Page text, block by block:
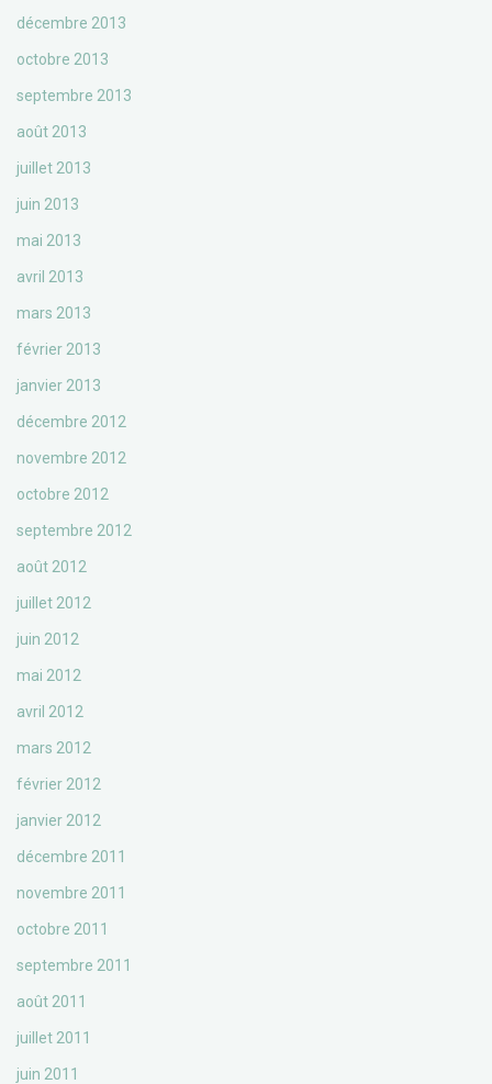
décembre 2013
octobre 2013
septembre 2013
août 2013
juillet 2013
juin 2013
mai 2013
avril 2013
mars 2013
février 2013
janvier 2013
décembre 2012
novembre 2012
octobre 2012
septembre 2012
août 2012
juillet 2012
juin 2012
mai 2012
avril 2012
mars 2012
février 2012
janvier 2012
décembre 2011
novembre 2011
octobre 2011
septembre 2011
août 2011
juillet 2011
juin 2011